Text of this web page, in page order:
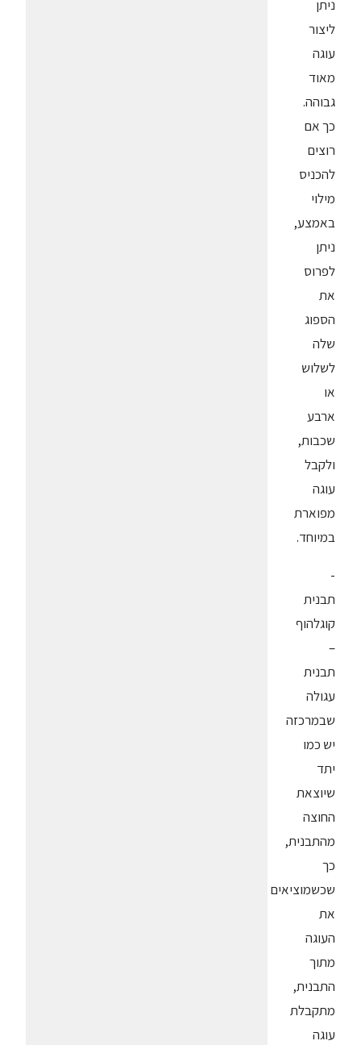
ניתן
ליצור
עוגה
מאוד
גבוהה.
כך אם
רוצים
להכניס
מילוי
באמצע,
ניתן
לפרוס
את
הספוג
שלה
לשלוש
או
ארבע
שכבות,
ולקבל
עוגה
מפוארת
במיוחד.
-
תבנית
קוגלהוף
–
תבנית
עגולה
שבמרכזה
יש כמו
יתד
שיוצאת
החוצה
מהתבנית,
כך
שכשמוציאים
את
העוגה
מתוך
התבנית,
מתקבלת
עוגה